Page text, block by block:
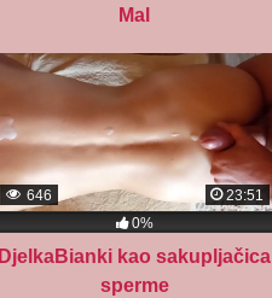
Mal
646
23:51
0%
DjelkaBianki kao sakupljačica
sperme